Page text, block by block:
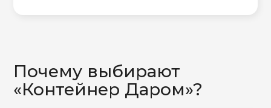
Почему выбирают
«Контейнер Даром»?